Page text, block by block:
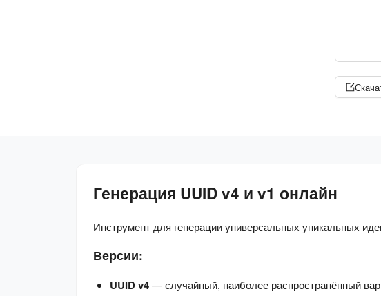
Генерация UUID v4 и v1 онлайн
Инструмент для генерации универсальных уникальных
Версии:
UUID v4— случайный, наиболее распространённый